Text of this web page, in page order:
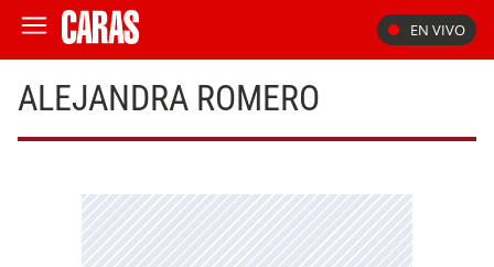
EN VIVO
ALEJANDRA ROMERO